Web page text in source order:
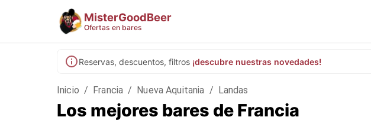
MisterGoodBeer
Ofertas en bares
Reservas, descuentos, filtros ¡descubre nuestras novedades!
Inicio / Francia / Nueva Aquitania / Landas
Los mejores bares de Francia